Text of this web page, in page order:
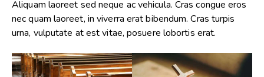
Aliquam laoreet sed neque ac vehicula. Cras congue eros
nec quam laoreet, in viverra erat bibendum. Cras turpis
urna, vulputate at est vitae, posuere lobortis erat.